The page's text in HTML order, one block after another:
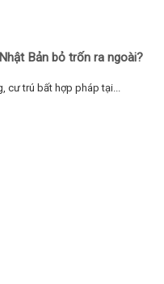
Bản bỏ trốn ra ngoài?
cư trú bất hợp pháp tại...